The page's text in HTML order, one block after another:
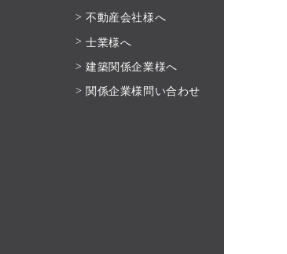
不動産会社様へ
士業様へ
建築関係企業様へ
関係企業様問い合わせ